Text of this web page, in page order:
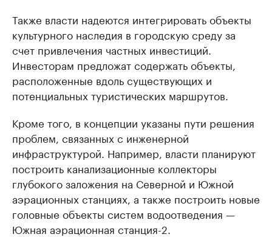
Также власти надеются интегрировать объекты
культурного наследия в городскую среду за
счет привлечения частных инвестиций.
Инвесторам предложат содержать объекты,
расположенные вдоль существующих и
потенциальных туристических маршрутов.
Кроме того, в концепции указаны пути решения
проблем, связанных с инженерной
инфраструктурой. Например, власти планируют
построить канализационные коллекторы
глубокого заложения на Северной и Южной
аэрационных станциях, а также построить новые
головные объекты систем водоотведения —
Южная аэрационная станция-2.